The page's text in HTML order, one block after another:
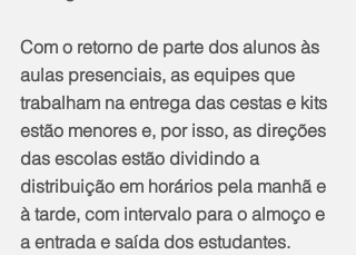
Com o retorno de parte dos alunos às
aulas presenciais, as equipes que
trabalham na entrega das cestas e kits
estão menores e, por isso, as direções
das escolas estão dividindo a
distribuição em horários pela manhã e
à tarde, com intervalo para o almoço e
a entrada e saída dos estudantes.